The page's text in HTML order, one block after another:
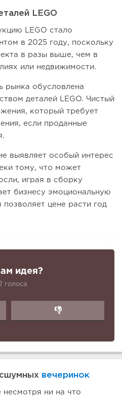
LEGO
LEGO стало
в 2025 году, поскольку
в разы выше, чем в
или недвижимости.
рынка обусловлена
деталей LEGO. Чистый
который требует
если проданные
выявляет особый интерес
тому, что может
играя в сборку
бизнесу эмоциональную
цене расти год
идея?
голоса
👎
вечеринок
несмотря ни на что